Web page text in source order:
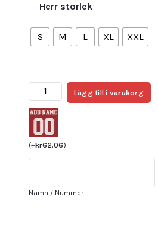
Herr storlek
S M L XL XXL
USA
Landslagströja
VM
2026
Hemma
Johnny
#15
Lägg till i varukorg
(+kr62.06)
Namn / Nummer